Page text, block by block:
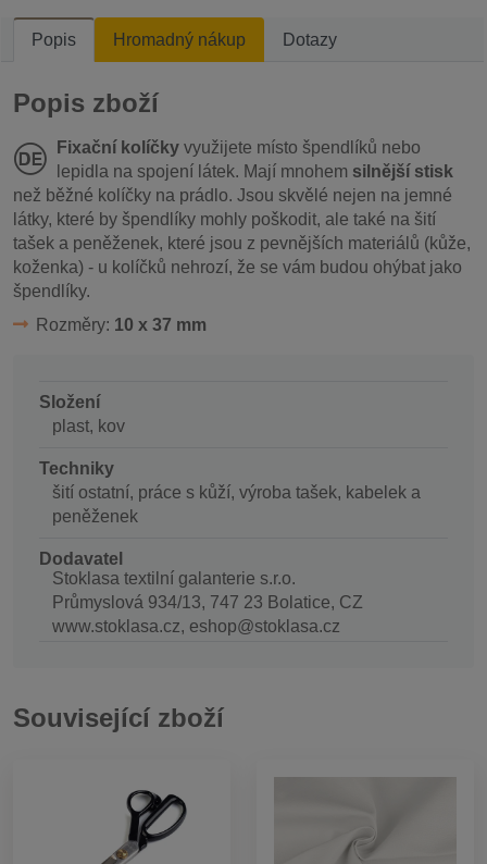
Popis Hromadný nákup Dotazy
Popis zboží
Fixační kolíčky využijete místo špendlíků nebo
lepidla na spojení látek. Mají mnohem silnější stisk
než běžné kolíčky na prádlo. Jsou skvělé nejen na jemné
látky, které by špendlíky mohly poškodit, ale také na šití
tašek a peněženek, které jsou z pevnějších materiálů (kůže,
koženka) - u kolíčků nehrozí, že se vám budou ohýbat jako
špendlíky.
Rozměry: 10 x 37 mm
Složení
plast, kov
Techniky
šití ostatní, práce s kůží, výroba tašek, kabelek a
peněženek
Dodavatel
Stoklasa textilní galanterie s.r.o.
Průmyslová 934/13, 747 23 Bolatice, CZ
www.stoklasa.cz, eshop@stoklasa.cz
Související zboží